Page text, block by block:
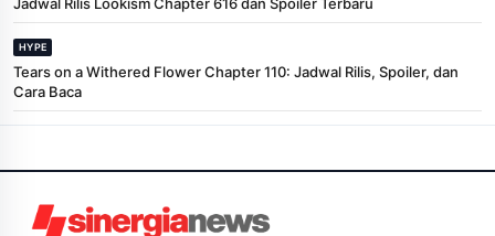
HYPE
Tears on a Withered Flower Chapter 110: Jadwal Rilis, Spoiler, dan
Cara Baca